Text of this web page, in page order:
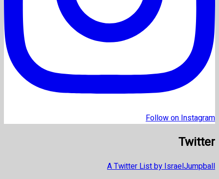
Follow on Instagram
Twitter
A Twitter List by IsraelJumpball